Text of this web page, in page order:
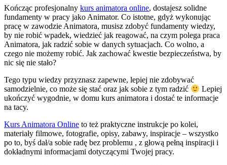
Kończąc profesjonalny kurs animatora online, dostajesz solidne
fundamenty w pracy jako Animator. Co istotne, gdyż wykonując
pracę w zawodzie Animatora, musisz zdobyć fundamenty wiedzy,
by nie robić wpadek, wiedzieć jak reagować, na czym polega praca
Animatora, jak radzić sobie w danych sytuacjach. Co wolno, a
czego nie możemy robić. Jak zachować kwestie bezpieczeństwa, by
nic się nie stało?
Tego typu wiedzy przyznasz zapewne, lepiej nie zdobywać
samodzielnie, co może się stać oraz jak sobie z tym radzić
Lepiej
ukończyć wygodnie, w domu kurs animatora i dostać te informacje
na tacy.
Kurs Animatora Online to też praktyczne instrukcje po kolei,
materiały filmowe, fotografie, opisy, zabawy, inspiracje – wszystko
po to, byś dał/a sobie radę bez problemu , z głową pełną inspiracji i
dokładnymi informacjami dotyczącymi Twojej pracy.